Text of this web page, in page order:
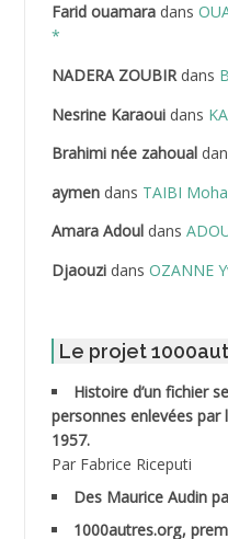
ABDELAZIZ Mohamed
ABDELHAFID Lakhdar
ABDELLI Mohamed
ABDELLI Mohamed *
ABDELMOUMENE Ahmed
ABDESMED Mohamed
ABDESSELAMI Kouider
ABDESSLEM Ahmed dit
Farid ouamaradans
*
NADERA ZOUBIRdans
Nesrine Karaouidans
Brahimi née zahoual
aymendans TAIBI
Amara Adouldans
Djaouzidans OZANNE
Le projet
Histoire d’un fichier
personnes enlevées par
1957.
Par Fabrice Riceputi
Des Maurice Audin
1000autres.org,